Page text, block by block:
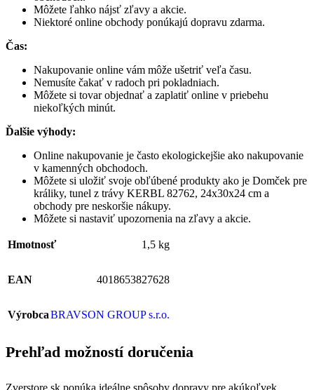
Môžete ľahko nájsť zľavy a akcie.
Niektoré online obchody ponúkajú dopravu zdarma.
Čas:
Nakupovanie online vám môže ušetriť veľa času.
Nemusíte čakať v radoch pri pokladniach.
Môžete si tovar objednať a zaplatiť online v priebehu
niekoľkých minút.
Ďalšie výhody:
Online nakupovanie je často ekologickejšie ako nakupovanie
v kamenných obchodoch.
Môžete si uložiť svoje obľúbené produkty ako je Domček pre
králiky, tunel z trávy KERBL 82762, 24x30x24 cm a
obchody pre neskoršie nákupy.
Môžete si nastaviť upozornenia na zľavy a akcie.
Hmotnosť 1,5 kg
EAN 4018653827628
VýrobcaBRAVSON GROUP s.r.o.
Prehľad možností doručenia